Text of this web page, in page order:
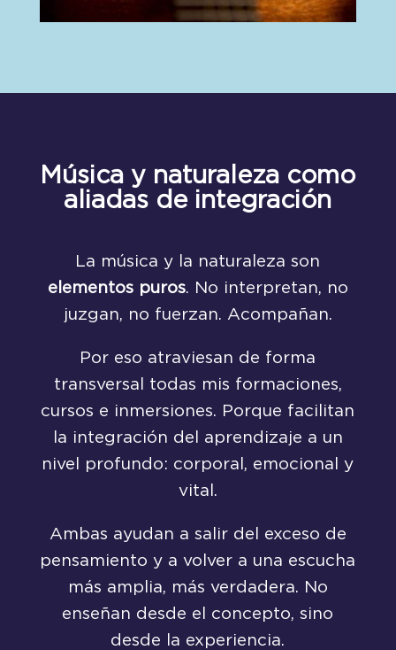
Música y naturaleza como
aliadas de integración
La música y la naturaleza son
elementos puros. No interpretan, no
juzgan, no fuerzan. Acompañan.
Por eso atraviesan de forma
transversal todas mis formaciones,
cursos e inmersiones. Porque facilitan
la integración del aprendizaje a un
nivel profundo: corporal, emocional y
vital.
Ambas ayudan a salir del exceso de
pensamiento y a volver a una escucha
más amplia, más verdadera. No
enseñan desde el concepto, sino
desde la experiencia.